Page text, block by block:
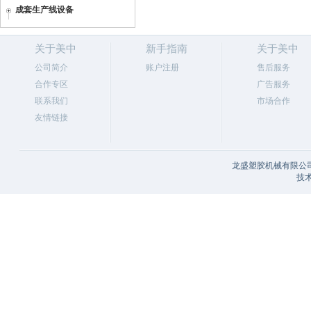
成套生产线设备
关于美中
公司简介
合作专区
联系我们
友情链接
新手指南
账户注册
关于美中
售后服务
广告服务
市场合作
龙盛塑胶机械有限公
技